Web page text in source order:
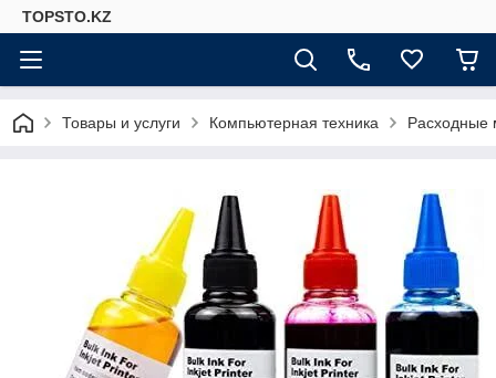
TOPSTO.KZ
Товары и услуги Компьютерная техника Расходные